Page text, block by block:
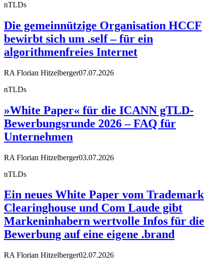
nTLDs
Die gemeinnützige Organisation HCCF
bewirbt sich um .self – für ein
algorithmenfreies Internet
RA Florian Hitzelberger07.07.2026
nTLDs
»White Paper« für die ICANN gTLD-
Bewerbungsrunde 2026 – FAQ für
Unternehmen
RA Florian Hitzelberger03.07.2026
nTLDs
Ein neues White Paper vom Trademark
Clearinghouse und Com Laude gibt
Markeninhabern wertvolle Infos für die
Bewerbung auf eine eigene .brand
RA Florian Hitzelberger02.07.2026